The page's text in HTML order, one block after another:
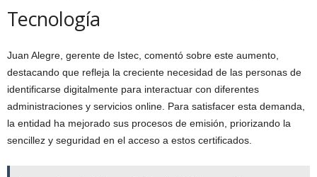
Tecnología
Juan Alegre, gerente de Istec, comentó sobre este aumento,
destacando que refleja la creciente necesidad de las personas de
identificarse digitalmente para interactuar con diferentes
administraciones y servicios online. Para satisfacer esta demanda,
la entidad ha mejorado sus procesos de emisión, priorizando la
sencillez y seguridad en el acceso a estos certificados.